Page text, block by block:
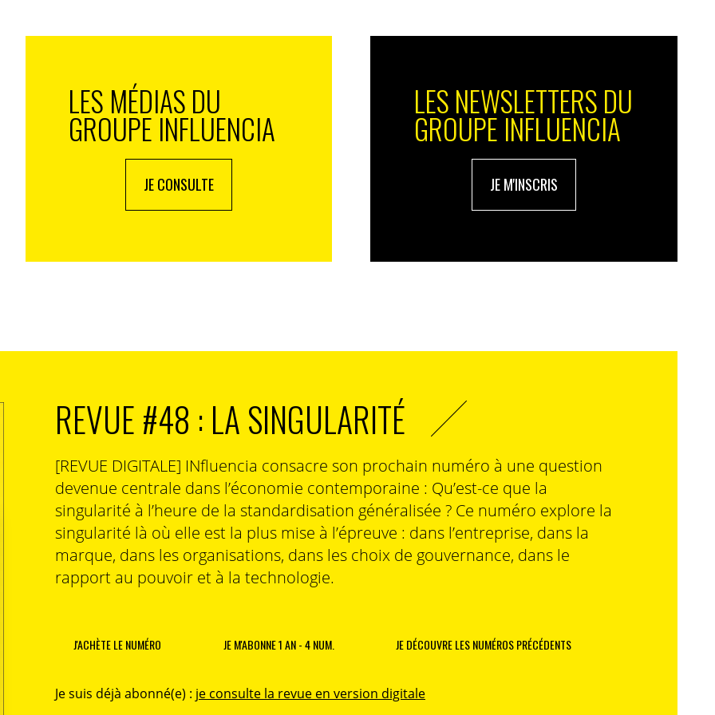
sur l’innovation (nouvelles technologies
la moyenne, et plus diplômés disposent avec
aisée sur ce marché très mouvant.
créations de société, du type agences de
univers?
qu’elle grimpe à près de 50% pour les
était de 2.7 pour les générations nées avant 1940.
nées entre 70 et 80 toujours selon Dares, Drees,
d’ailleurs une moyenne de 4.5. Dans notre
domaines du digital, de la com et du marketing
de moins de 35 ans dans ces domaines ont déjà
un souhait, ou une obligation de marché?
quelle définition adopter ? Travailleurs
certain que le taux de ces derniers progresse et la
en année. Par ailleurs les nouvelles formes
continuellement le marché du travail et ce type
la législation encadrant ce phénomène s’adapte
des marchés, je m’appuierai sur les grands
LES MÉDIAS DU
GROUPE INFLUENCIA
JE CONSULTE
LES NEWSLETTERS DU
GROUPE INFLUENCIA
JE M'INSCRIS
REVUE #48 : LA SINGULARITÉ
[REVUE DIGITALE] INfluencia consacre son prochain numéro à une question
devenue centrale dans l’économie contemporaine : Qu’est-ce que la
singularité à l’heure de la standardisation généralisée ? Ce numéro explore la
singularité là où elle est la plus mise à l’épreuve : dans l’entreprise, dans la
marque, dans les organisations, dans les choix de gouvernance, dans le
rapport au pouvoir et à la technologie.
J'ACHÈTE LE NUMÉRO JE M'ABONNE 1 AN - 4 NUM. JE DÉCOUVRE LES NUMÉROS PRÉCÉDENTS
Je suis déjà abonné(e) : je consulte la revue en version digitale